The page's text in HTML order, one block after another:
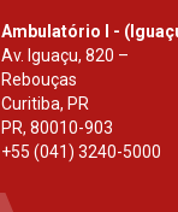
Ambulatório I -
Av. Iguaçu, 820 –
Rebouças
Curitiba, PR
PR, 80010-903
+55 (041) 3240-5000